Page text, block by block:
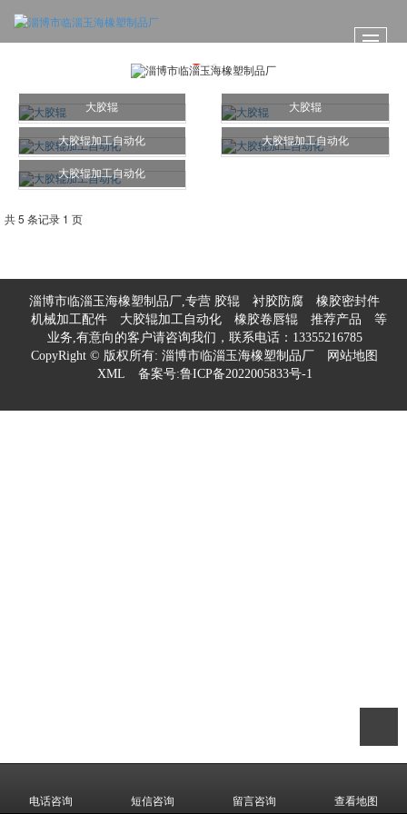
大胶辊 大胶辊
大胶辊加工自动化 大胶辊加工自动化
大胶辊加工自动化
共 5 条记录 1 页
淄博市临淄玉海橡塑制品厂,专营 胶辊 衬胶防腐
橡胶密封件
机械加工配件
大胶辊加工自动化 橡胶卷唇辊 推荐产品
等
业务,有意向的客户请咨询我们，联系电话： 13355216785
CopyRight © 版权所有:淄博市临淄玉海橡塑制品厂
网站地图
XML
备案号:鲁ICP备2022005833号-1
电话咨询 短信咨询 留言咨询 查看地图